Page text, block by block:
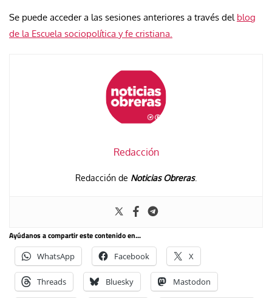
Se puede acceder a las sesiones anteriores a través del blog
de la Escuela sociopolítica y fe cristiana.
Redacción
Redacción de Noticias Obreras.
Ayúdanos a compartir este contenido en...
WhatsApp Facebook X
Threads Bluesky Mastodon